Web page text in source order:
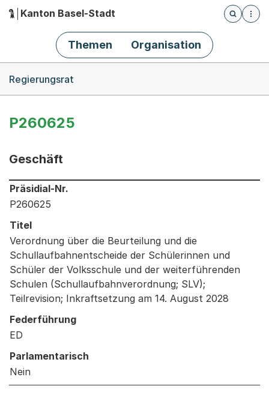
Hauptnavigation
Kanton Basel-Stadt
Öffnet
Themen Organisation
Regierungsrat
P260625
Geschäft
Informationen zum Ausgewählten Geschäft
Präsidial-Nr.
P260625
Titel
Verordnung über die Beurteilung und die
Schullaufbahnentscheide der Schülerinnen und
Schüler der Volksschule und der weiterführenden
Schulen (Schullaufbahnverordnung; SLV);
Teilrevision; Inkraftsetzung am 14. August 2028
Federführung
ED
Parlamentarisch
Nein